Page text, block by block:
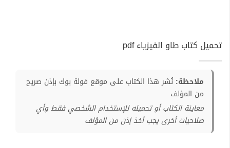
تحميل كتاب طاو الفيزياء pdf
ملاحظة: نُشر هذا الكتاب على موقع فولة بوك بإذن صريح
من المؤلف
معاينة الكتاب أو تحميله للإستخدام الشخصي فقط وأي
صلاحيات أخرى يجب أخذ إذن من المؤلف